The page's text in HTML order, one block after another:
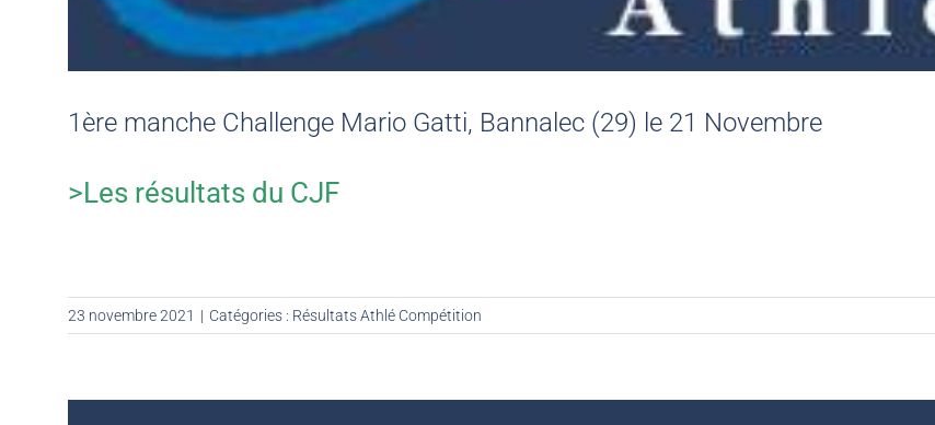
1ère manche Challenge Mario Gatti, Bannalec (29) le 21 Novembre
>Les résultats du CJF
23 novembre 2021 | Catégories : Résultats Athlé Compétition